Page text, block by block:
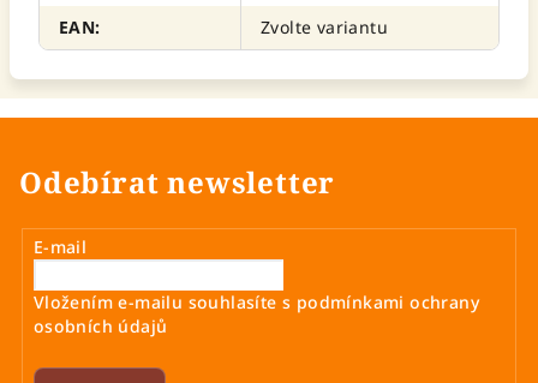
EAN: Zvolte variantu
Odebírat newsletter
E-mail
Vložením e-mailu souhlasíte s podmínkami ochrany
osobních údajů